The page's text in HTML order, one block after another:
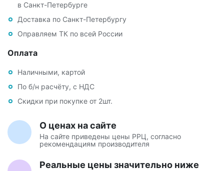
в Санкт-Петербурге
Доставка по Санкт-Петербургу
Оправляем ТК по всей России
Оплата
Наличными, картой
По б/н расчёту, с НДС
Скидки при покупке от 2шт.
О ценах на сайте
На сайте приведены цены РРЦ, согласно
рекомендациям производителя
Реальные цены значительно ниже